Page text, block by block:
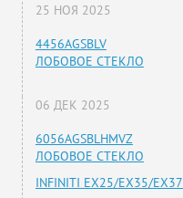
25 НОЯ 2025
4456AGSBLV
ЛОБОВОЕ СТЕКЛО
06 ДЕК 2025
6056AGSBLHMVZ
ЛОБОВОЕ СТЕКЛО
INFINITI EX25/EX35/EX37